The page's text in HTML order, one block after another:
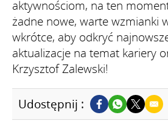
aktywnościom, na ten
żadne nowe, warte wzmianki
wkrótce, aby odkryć
aktualizacje na temat kariery
Krzysztof Zalewski!
Udostępnij :